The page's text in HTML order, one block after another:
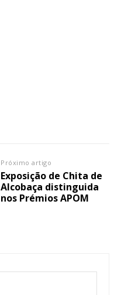
Próximo artigo
Exposição de Chita de
Alcobaça distinguida
nos Prémios APOM